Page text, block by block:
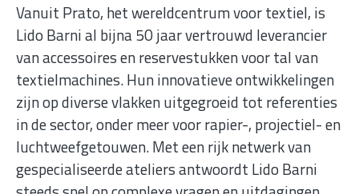
Vanuit Prato, het wereldcentrum voor textiel, is
Lido Barni al bijna 50 jaar vertrouwd leverancier
van accessoires en reservestukken voor tal van
textielmachines. Hun innovatieve ontwikkelingen
zijn op diverse vlakken uitgegroeid tot referenties
in de sector, onder meer voor rapier-, projectiel- en
luchtweefgetouwen. Met een rijk netwerk van
gespecialiseerde ateliers antwoordt Lido Barni